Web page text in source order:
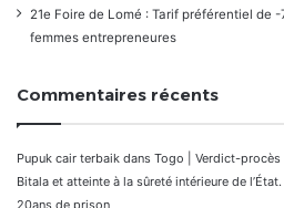
21e Foire de Lomé : Tarif préférentiel de
femmes entrepreneures
Commentaires récents
Pupuk cair terbaik dans Togo | Verdict-
Bitala et atteinte à la sûreté intérieure de
20ans de prison